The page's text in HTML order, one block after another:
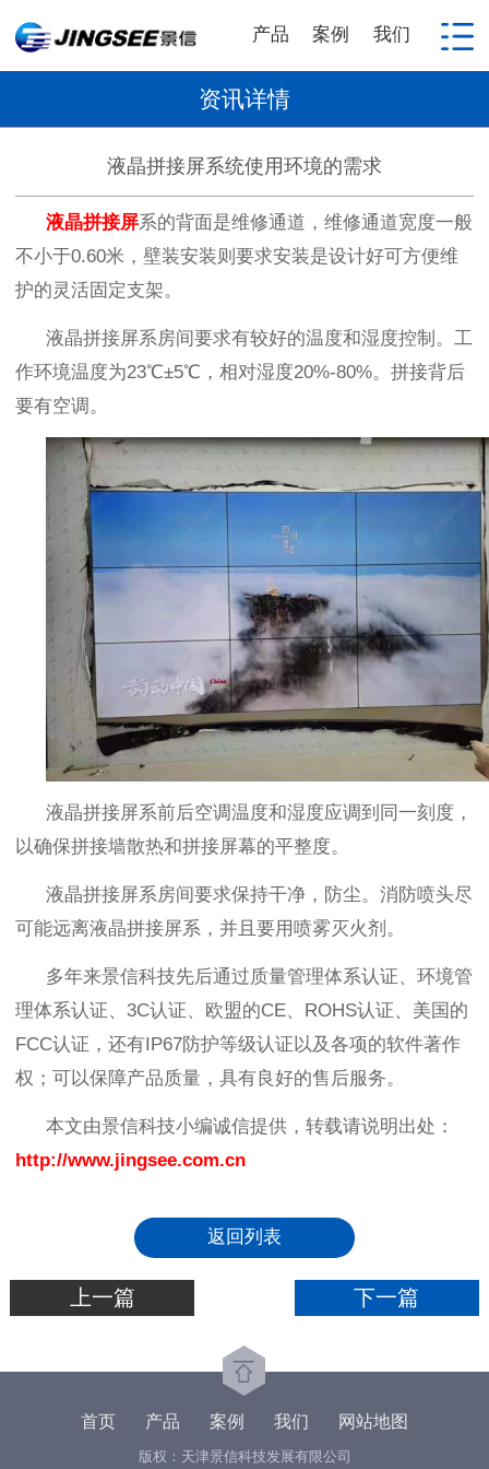
产品 案例 我们
资讯详情
液晶拼接屏系统使用环境的需求
液晶拼接屏系的背面是维修通道，维修通道宽度一般
不小于0.60米，壁装安装则要求安装是设计好可方便维
护的灵活固定支架。
液晶拼接屏系房间要求有较好的温度和湿度控制。工
作环境温度为23℃±5℃，相对湿度20%-80%。拼接背后
要有空调。
液晶拼接屏系前后空调温度和湿度应调到同一刻度，
以确保拼接墙散热和拼接屏幕的平整度。
液晶拼接屏系房间要求保持干净，防尘。消防喷头尽
可能远离液晶拼接屏系，并且要用喷雾灭火剂。
多年来景信科技先后通过质量管理体系认证、环境管
理体系认证、 3C认证、欧盟的CE ROHS认证、美国的
FCC认证，还有IP67防护等级认证以及各项的软件著作
权；可以保障产品质量，具有良好的售后服务。
本文由景信科技小编诚信提供，转载请说明出处：
http://www.jingsee.com.cn
返回列表
上一篇 下一篇
首页 产品 案例 我们 网站地图
版权：天津景信科技发展有限公司